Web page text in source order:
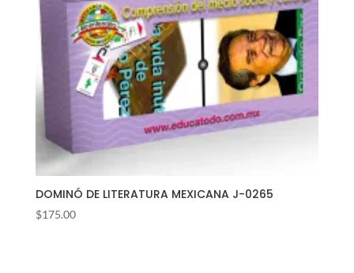
DOMINÓ DE LITERATURA MEXICANA J-0265
$175.00